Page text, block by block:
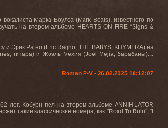
Марка Боулса (Mark Boals), известного по
на втором альбоме HEARTS ON FIRE “Signs &
и Эрик Рагно (Eric Ragno, THE BABYS, KHYMERA) на
гитара) и Жоэль Мехия (Joel Mejía, барабаны)....
Roman P-V - 26.02.2025 10:12:07
лет. Кобурн пел на втором альбомеANNIHILATOR
такие классические номера, как "Road To Ruin", "